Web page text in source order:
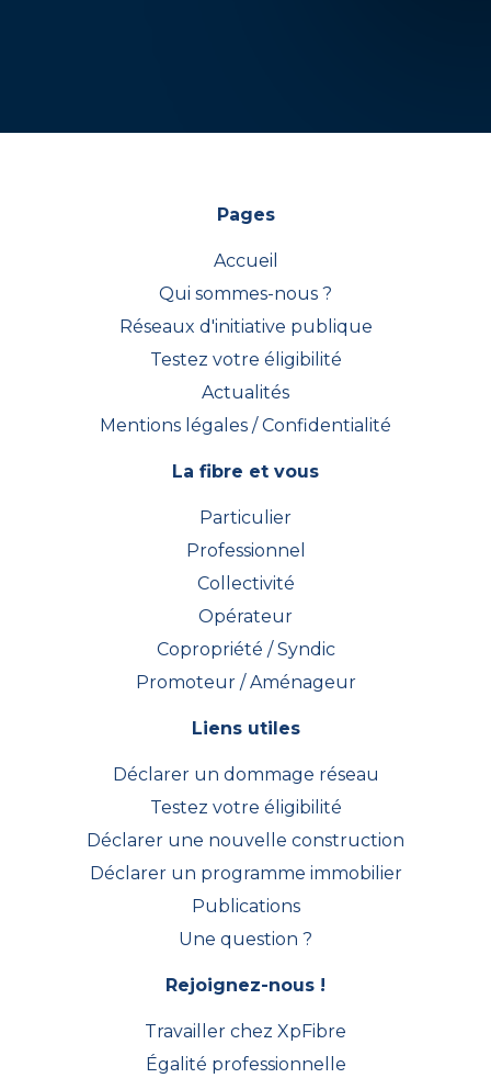
Pages
Accueil
Qui sommes-nous ?
Réseaux d'initiative publique
Testez votre éligibilité
Actualités
Mentions légales / Confidentialité
La fibre et vous
Particulier
Professionnel
Collectivité
Opérateur
Copropriété / Syndic
Promoteur / Aménageur
Liens utiles
Déclarer un dommage réseau
Testez votre éligibilité
Déclarer une nouvelle construction
Déclarer un programme immobilier
Publications
Une question ?
Rejoignez-nous !
Travailler chez XpFibre
Égalité professionnelle